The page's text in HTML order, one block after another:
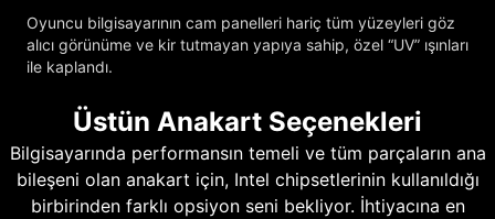
Oyuncu bilgisayarının cam panelleri hariç tüm yüzeyleri göz
alıcı görünüme ve kir tutmayan yapıya sahip, özel “UV” ışınları
ile kaplandı.
Üstün Anakart Seçenekleri
Bilgisayarında performansın temeli ve tüm parçaların ana
bileşeni olan anakart için, Intel chipsetlerinin kullanıldığı
birbirinden farklı opsiyon seni bekliyor. İhtiyacına en